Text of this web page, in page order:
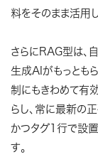
料をそのまま活用
さらにRAG型は、
生成AIがもっとも
制にもきわめて有
らし、常に最新の
かつタグ1行で設
す。